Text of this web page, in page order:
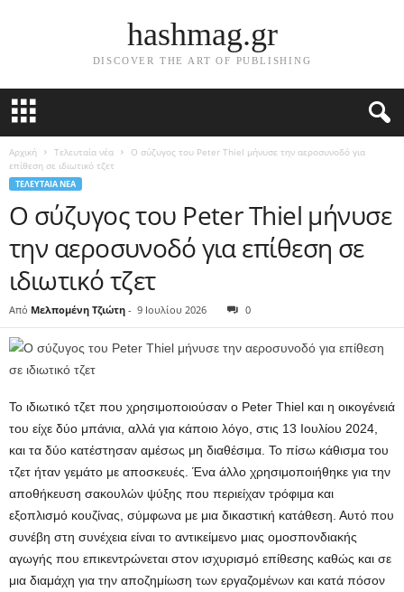
hashmag.gr
DISCOVER THE ART OF PUBLISHING
Αρχική Τελευταία νέα
Ο σύζυγος του Peter Thiel μήνυσε την αεροσυνοδό για
επίθεση σε ιδιωτικό τζετ
ΤΕΛΕΥΤΑΊΑ ΝΈΑ
Ο σύζυγος του Peter Thiel μήνυσε
την αεροσυνοδό για επίθεση σε
ιδιωτικό τζετ
Από Μελπομένη Τζιώτη - 9 Ιουλίου 2026 0
Το ιδιωτικό τζετ που χρησιμοποιούσαν ο Peter Thiel και η οικογένειά
του είχε δύο μπάνια, αλλά για κάποιο λόγο, στις 13 Ιουλίου 2024,
και τα δύο κατέστησαν αμέσως μη διαθέσιμα. Το πίσω κάθισμα του
τζετ ήταν γεμάτο με αποσκευές. Ένα άλλο χρησιμοποιήθηκε για την
αποθήκευση σακουλών ψύξης που περιείχαν τρόφιμα και
εξοπλισμό κουζίνας, σύμφωνα με μια δικαστική κατάθεση. Αυτό που
συνέβη στη συνέχεια είναι το αντικείμενο μιας ομοσπονδιακής
αγωγής που επικεντρώνεται στον ισχυρισμό επίθεσης καθώς και σε
μια διαμάχη για την αποζημίωση των εργαζομένων και κατά πόσον